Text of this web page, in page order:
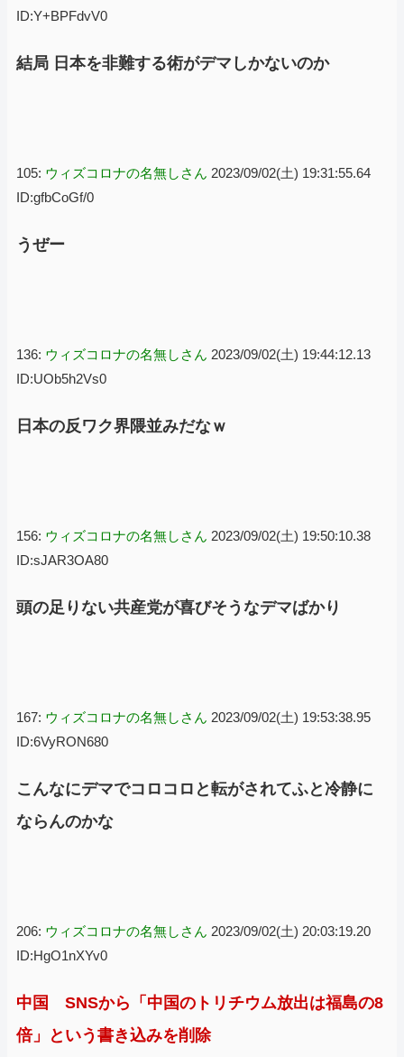
ID:Y+BPFdvV0
結局 日本を非難する術がデマしかないのか
105: ウィズコロナの名無しさん 2023/09/02(土) 19:31:55.64
ID:gfbCoGf/0
うぜー
136: ウィズコロナの名無しさん 2023/09/02(土) 19:44:12.13
ID:UOb5h2Vs0
日本の反ワク界隈並みだなｗ
156: ウィズコロナの名無しさん 2023/09/02(土) 19:50:10.38
ID:sJAR3OA80
頭の足りない共産党が喜びそうなデマばかり
167: ウィズコロナの名無しさん 2023/09/02(土) 19:53:38.95
ID:6VyRON680
こんなにデマでコロコロと転がされてふと冷静に
ならんのかな
206: ウィズコロナの名無しさん 2023/09/02(土) 20:03:19.20
ID:HgO1nXYv0
中国 SNSから「中国のトリチウム放出は福島の8
倍」という書き込みを削除